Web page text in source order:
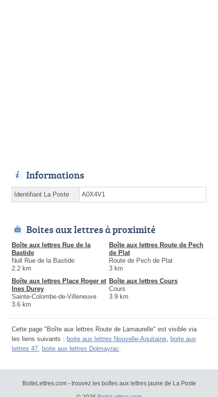
Informations
Identifiant La Poste A0X4V1
Boites aux lettres à proximité
Boîte aux lettres Rue de la
Bastide
Null Rue de la Bastide
2.2 km
Boîte aux lettres Route de Pech
de Plat
Route de Pech de Plat
3 km
Boîte aux lettres Place Roger et
Ines Durey
Sainte-Colombe-de-Villeneuve
3.6 km
Boîte aux lettres Cours
Cours
3.9 km
Cette page "Boîte aux lettres Route de Lamaurelle" est visible via
les liens suivants : boite aux lettres Nouvelle-Aquitaine boite aux
lettres 47 boite aux lettres Dolmayrac
BoiteLettres.com - trouvez les boîtes aux lettres jaune de La Poste